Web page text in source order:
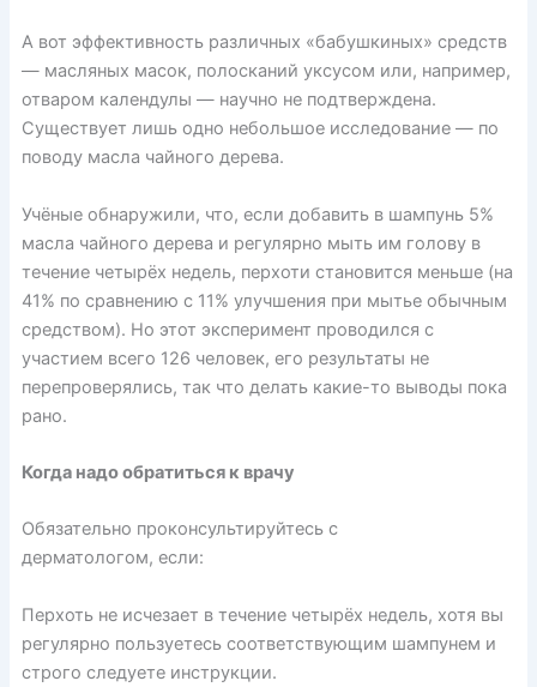
А вот эффективность различных «бабушкиных» средств
— масляных масок, полосканий уксусом или, например,
отваром календулы — научно не подтверждена.
Существует лишь одно небольшое исследование — по
поводу масла чайного дерева.
Учёные обнаружили, что, если добавить в шампунь 5%
масла чайного дерева и регулярно мыть им голову в
течение четырёх недель, перхоти становится меньше (на
41% по сравнению с 11% улучшения при мытье обычным
средством). Но этот эксперимент проводился с
участием всего 126 человек, его результаты не
перепроверялись, так что делать какие-то выводы пока
рано.
Когда надо обратиться к врачу
Обязательно проконсультируйтесь с
дерматологом, если:
Перхоть не исчезает в течение четырёх недель, хотя вы
регулярно пользуетесь соответствующим шампунем и
строго следуете инструкции.